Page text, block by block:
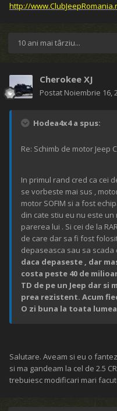
http://
10 ani mai târziu...
Cherokee XJ
Postat Noiembrie 16,
Hodea4x4 a spus:
Re: Schimb de motor Jeep
In primul rand cred ca cei
se vorbeste mai sus ,
motor SOFIM si a fost
din cate stiu eu nu este
parerea lui . Si cei de la
de care dar sa fi fost
depaseasca sau sa scada
daca depaseste , dar
costa peste 40 de
TD de pe un Jeep dar si
prea rezistent. Acum
O zi buna la toata
Salutare. Aveam si eu o
si ma gandeam la cel de 2.5
trebuiesc modificari mari